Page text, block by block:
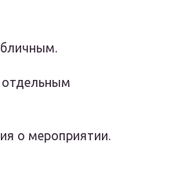
отдельным
о мероприятии.